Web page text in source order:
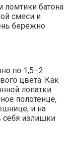
ломтики батона
смеси и
бережно
по 1,5–2
цвета. Как
лопатки
полотенце,
и на
себя излишки